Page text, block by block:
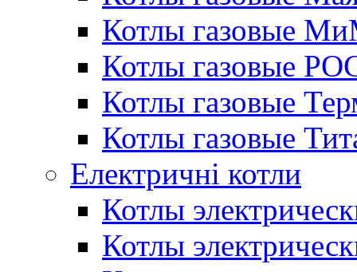
Котлы газовые
Котлы газовые
Котлы газовые
Котлы газовые
Електричні котли
Котлы
Котлы